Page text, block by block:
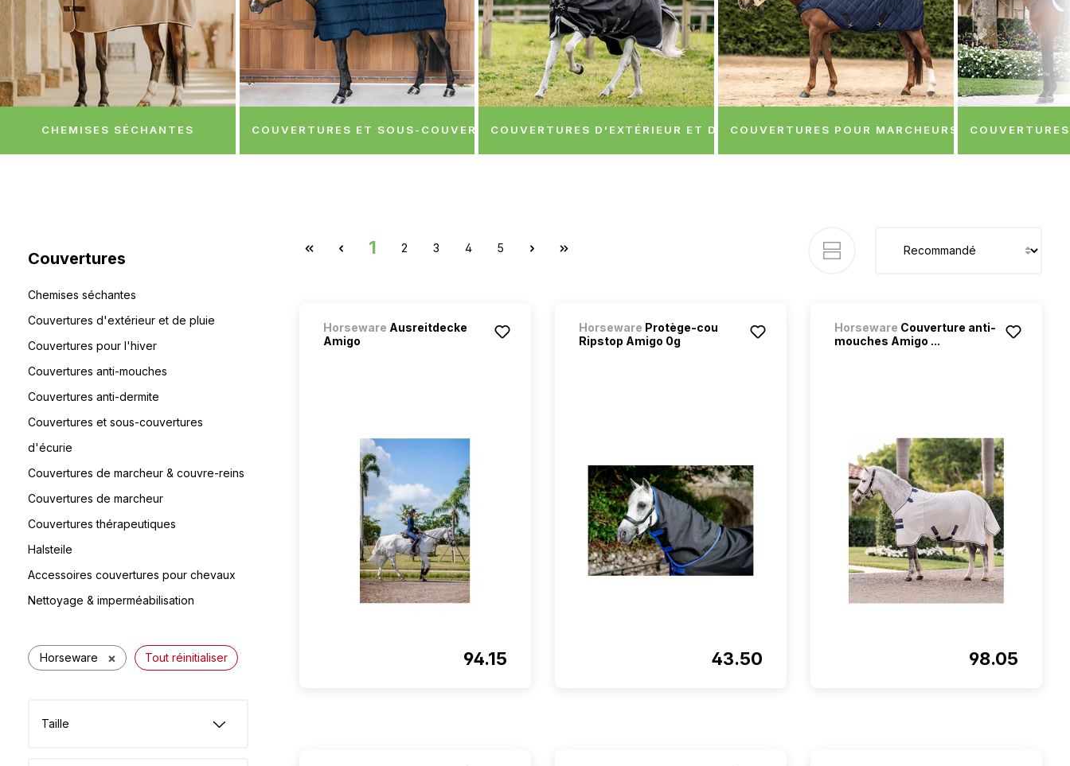
CHEMISES SÉCHANTES COUVERTURES ET SOUS-COUVERTURES D'ÉCURIECOUVERTURES D'EXTÉRIEUR ET DE PLUIECOUVERTURES POUR MARCHEURS
Couvertures
Chemises séchantes
Couvertures d'extérieur et de pluie
Couvertures pour l'hiver
Couvertures anti-mouches
Couvertures anti-dermite
Couvertures et sous-couvertures
d'écurie
Couvertures de marcheur & couvre-reins
Couvertures de marcheur
Couvertures thérapeutiques
Halsteile
Accessoires couvertures pour chevaux
Nettoyage & imperméabilisation
Horseware × Tout réinitialiser
Taille
1 2 3 4 5
Horseware Ausreitdecke
Amigo
94.15
Horseware Protège-cou
Ripstop Amigo 0g
43.50
Horseware Couverture anti-
mouches Amigo ...
98.05